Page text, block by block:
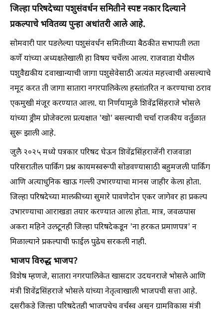
जिल्हा परिषदेच्या पशुसंवर्धन समितीने स्पष्ट नकार दिल्याने
प्रकल्पाचे भवितव्य पुन्हा अधांतरी आले आहे.
सोमवारी पार पडलेल्या पशुसंवर्धन समितीच्या बैठकीत सभापती लता
कर्णे यांच्या अध्यक्षतेखाली हा विषय चर्चेला आला. राजवाडा येथील
पशुवैद्यकीय दवाखान्याची जागा पशुसेवेसाठी अत्यंत महत्त्वाची असल्याचे
नमूद करत ती जागा सातारा नगरपालिकेला हस्तांतरित न करण्याचा ठराव
एकमुखी मंजूर करण्यात आला. या निर्णयामुळे शिवेंद्रसिंहराजे भोसले
यांच्या ड्रीम प्रोजेक्टला प्रत्यक्षात 'खो' बसल्याची चर्चा राजकीय वर्तुळात
सुरू झाली आहे.
जुलै २०२५ मध्ये पत्रकार परिषद घेऊन शिवेंद्रसिंहराजेंनी राजवाडा
परिसरातील पार्किंग प्रश्न कायमस्वरूपी सोडवण्यासाठी बहुमजली पार्किंग
आणि अत्याधुनिक खाऊ गल्ली उभारण्याचा मानस जाहीर केला होता.
जिल्हा परिषदेच्या मालकीच्या सुमारे पावणेदोन एकर जागेवर हा प्रकल्प
उभारण्याचा आराखडा तयार करण्यात आला होता. मात्र, जवळपास
अकरा महिने उलटूनही जिल्हा परिषदेकडून 'ना हरकत प्रमाणपत्र' न
मिळाल्याने प्रकल्पाची फाईल पुढेच सरकली नाही.
भाजप विरुद्ध भाजप?
विशेष म्हणजे, सातारा नगरपालिकेत खासदार उदयनराजे भोसले आणि
मंत्री शिवेंद्रसिंहराजे भोसले यांच्या नेतृत्वाखाली भाजपची सत्ता आहे.
दुसरीकडे जिल्हा परिषदेतही भाजपचेच वर्चस्व असून ग्रामविकास मंत्री